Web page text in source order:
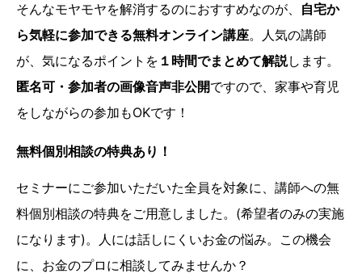
そんなモヤモヤを解消するのにおすすめなのが、 自宅か
ら気軽に参加できる無料オンライン講座。人気の講師
が、気になるポイントを １時間でまとめて解説します。
匿名可・参加者の画像音声非公開ですので、家事や育児
をしながらの参加もOKです！
無料個別相談の特典あり！
セミナーにご参加いただいた全員を対象に、講師への無
料個別相談の特典をご用意しました。(希望者のみの実施
になります)。人には話しにくいお金の悩み。この機会
に、お金のプロに相談してみませんか？